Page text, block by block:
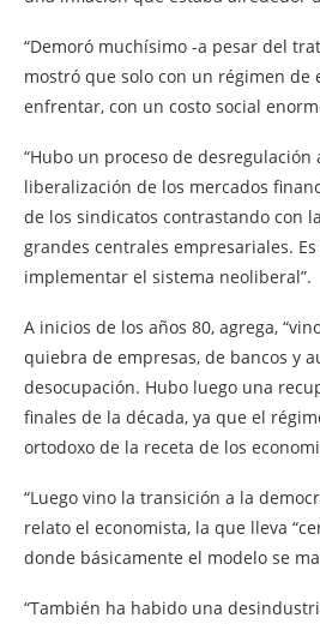
“Demoró muchísimo -a pesar del
mostró que solo con un régimen de
enfrentar, con un costo social
“Hubo un proceso de desregulación
liberalización de los mercados
de los sindicatos contrastando con
grandes centrales empresariales.
implementar el sistema neoliberal”.
A inicios de los años 80, agrega,
quiebra de empresas, de bancos y
desocupación. Hubo luego una
finales de la década, ya que el
ortodoxo de la receta de los
“Luego vino la transición a la
relato el economista, la que lleva
donde básicamente el modelo se
“También ha habido una